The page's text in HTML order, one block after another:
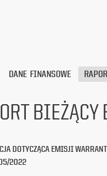
DANE FINANSOWE
DOTYCZĄCA EMISJI
2022